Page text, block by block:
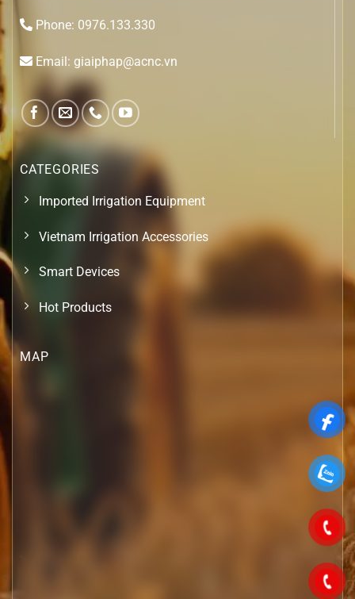
Phone: 0976.133.330
Email: giaiphap@acnc.vn
CATEGORIES
Imported Irrigation Equipment
Vietnam Irrigation Accessories
Smart Devices
Hot Products
MAP